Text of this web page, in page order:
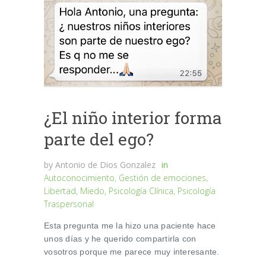
¿El niño interior forma
parte del ego?
by Antonio de Dios Gonzalez in
Autoconocimiento, Gestión de emociones,
Libertad, Miedo, Psicología Clínica, Psicología
Traspersonal
Esta pregunta me la hizo una paciente hace
unos días y he querido compartirla con
vosotros porque me parece muy interesante.